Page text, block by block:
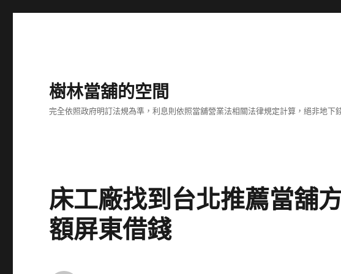
樹林當舖的空間
完全依照政府明訂法規為準，利息則依照當舖營業法相關法律規定計算，絕非地下
床工廠找到台北推薦當舖
額屏東借錢